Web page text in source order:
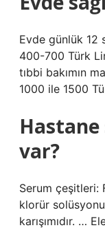
Evde günlük 12
400-700 Türk
tıbbi bakımın
1000 ile 1500
var?
Serum çeşitleri:
klorür
karışımıdır. …